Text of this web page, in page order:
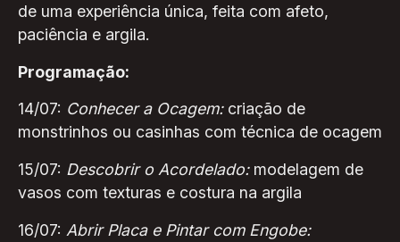
de uma experiência única, feita com afeto,
paciência e argila.
Programação:
14/07: Conhecer a Ocagem:criação de
monstrinhos ou casinhas com técnica de ocagem
15/07: Descobrir o Acordelado:modelagem de
vasos com texturas e costura na argila
16/07: Abrir Placa e Pintar com Engobe: